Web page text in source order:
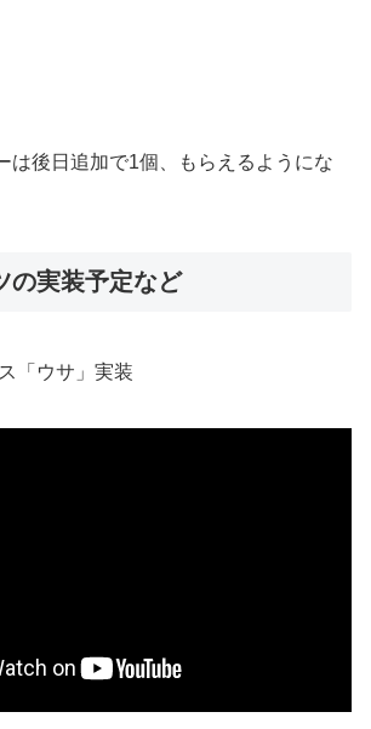
は後日追加で1個、もらえるようにな
の実装予定など
「ウサ」実装